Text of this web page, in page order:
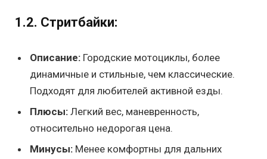
1.2. Стритбайки:
Описание: Городские мотоциклы, более
динамичные и стильные, чем классические.
Подходят для любителей активной езды.
Плюсы: Легкий вес, маневренность,
относительно недорогая цена.
Минусы: Менее комфортны для дальних